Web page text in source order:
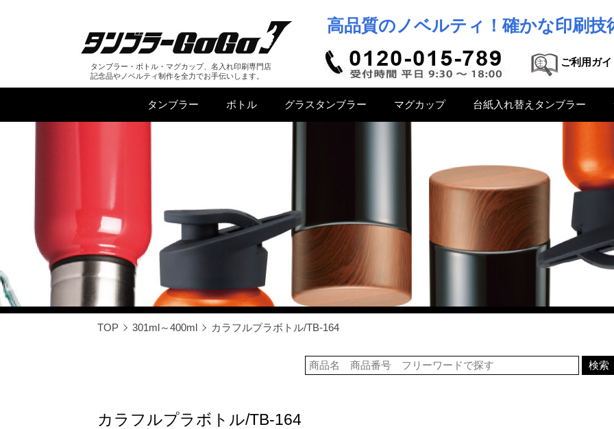
タンブラー・ボトル・マグカップ、名入れ印刷専門店
記念品やノベルティ制作を全力でお手伝いします。
高品質のノベルティ！確かな印刷技
ご利用ガイ
タンブラー ボトル グラスタンブラー マグカップ 台紙入れ替えタンブラー
TOP 301ml～400ml カラフルプラボトル/TB-164
カラフルプラボトル/TB-164